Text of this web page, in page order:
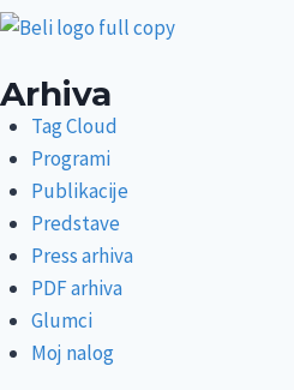
Arhiva
Tag Cloud
Programi
Publikacije
Predstave
Press arhiva
PDF arhiva
Glumci
Moj nalog